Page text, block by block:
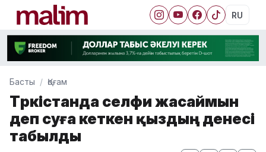
RU
Басты Қоғам
Түркістанда селфи жасаймын
деп суға кеткен қыздың денесі
табылды